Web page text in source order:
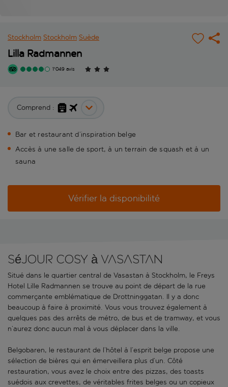
Stockholm Stockholm Suède
Lilla Radmannen
1'049 avis
Comprend :
Bar et restaurant d’inspiration belge
Accès à une salle de sport, à un terrain de squash et à un
sauna
Vérifier la disponibilité
Séjour cosy à Vasastan
Situé dans le quartier central de Vasastan à Stockholm, le Freys
Hotel Lille Radmannen se trouve au point de départ de la rue
commerçante emblématique de Drottninggatan. Il y a donc
beaucoup à faire à proximité. Vous vous trouvez également à
quelques pas des arrêts de métro, de bus et de tramway, et vous
n’aurez donc aucun mal à vous déplacer dans la ville.
Belgobaren, le restaurant de l’hôtel à l’esprit belge propose une
sélection de bières qui en émerveillera plus d’un. Côté
restauration, vous avez le choix entre des pizzas, des toasts
suédois aux crevettes, de véritables frites belges ou un copieux